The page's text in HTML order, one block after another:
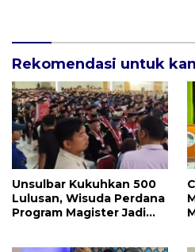
Rekomendasi untuk
Unsulbar Kukuhkan 500
Lulusan, Wisuda Perdana
Program Magister Jadi